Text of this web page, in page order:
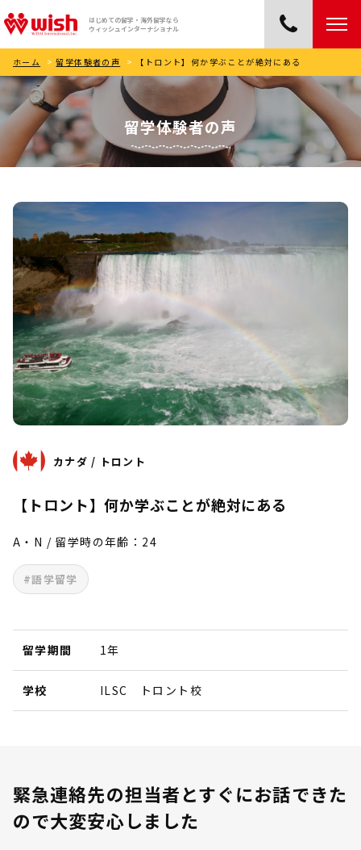
はじめての留学・海外留学なら
ウィッシュインターナショナル
ホーム > 留学体験者の声 > 【トロント】何か学ぶことが絶対にある
留学体験者の声
カナダ / トロント
【トロント】何か学ぶことが絶対にある
A・N / 留学時の年齢：24
#語学留学
留学期間 1年
学校 ILSC トロント校
緊急連絡先の担当者とすぐにお話できた
ので大変安心しました